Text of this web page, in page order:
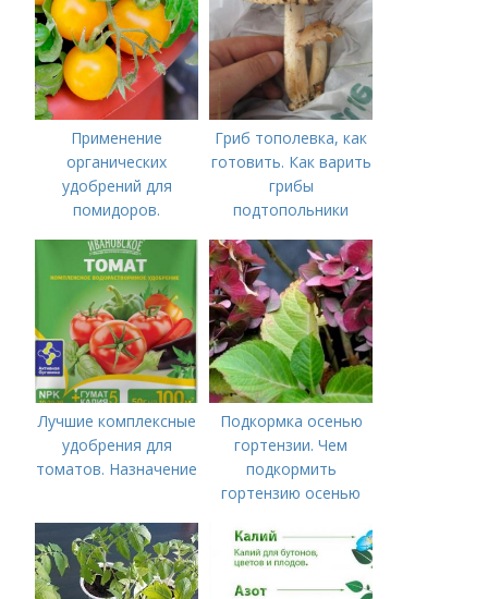
Применение
органических
удобрений для
помидоров.
удобрения для
томатов
Гриб тополевка, как
готовить. Как варить
грибы
подтопольники
Лучшие комплексные
удобрения для
томатов. Назначение
Подкормка осенью
гортензии. Чем
подкормить
гортензию осенью